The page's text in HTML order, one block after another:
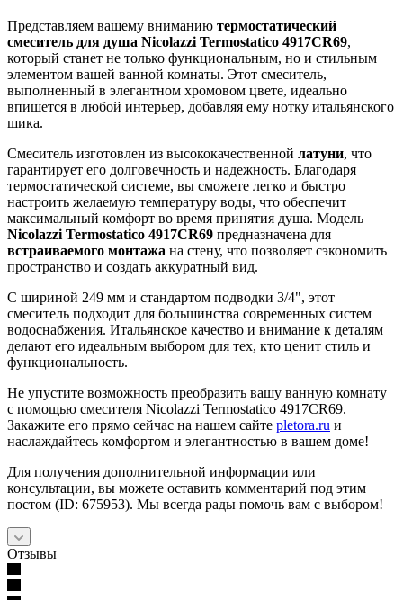
Представляем вашему вниманию термостатический
смеситель для душа Nicolazzi Termostatico 4917CR69,
который станет не только функциональным, но и стильным
элементом вашей ванной комнаты. Этот смеситель,
выполненный в элегантном хромовом цвете, идеально
впишется в любой интерьер, добавляя ему нотку итальянского
шика.
Смеситель изготовлен из высококачественной латуни, что
гарантирует его долговечность и надежность. Благодаря
термостатической системе, вы сможете легко и быстро
настроить желаемую температуру воды, что обеспечит
максимальный комфорт во время принятия душа. Модель
Nicolazzi Termostatico 4917CR69 предназначена для
встраиваемого монтажа на стену, что позволяет сэкономить
пространство и создать аккуратный вид.
С шириной 249 мм и стандартом подводки 3/4", этот
смеситель подходит для большинства современных систем
водоснабжения. Итальянское качество и внимание к деталям
делают его идеальным выбором для тех, кто ценит стиль и
функциональность.
Не упустите возможность преобразить вашу ванную комнату
с помощью смесителя Nicolazzi Termostatico 4917CR69.
Закажите его прямо сейчас на нашем сайте pletora.ru и
наслаждайтесь комфортом и элегантностью в вашем доме!
Для получения дополнительной информации или
консультации, вы можете оставить комментарий под этим
постом (ID: 675953). Мы всегда рады помочь вам с выбором!
Отзывы